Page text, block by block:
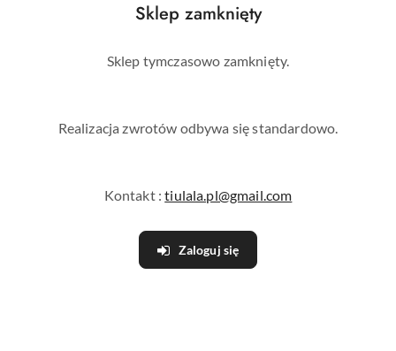
Sklep zamknięty
Sklep tymczasowo zamknięty.
Realizacja zwrotów odbywa się standardowo.
Kontakt :tiulala.pl@gmail.com
Zaloguj się